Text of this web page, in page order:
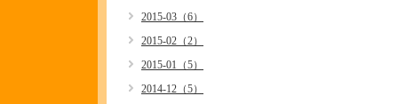
2015-03（6）
2015-02（2）
2015-01（5）
2014-12（5）